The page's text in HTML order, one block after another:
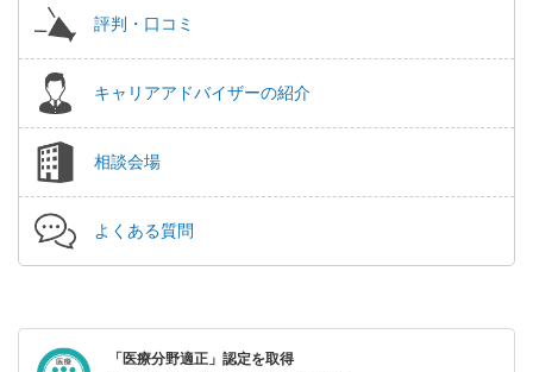
評判・口コミ
キャリアアドバイザーの紹介
相談会場
よくある質問
「医療分野適正」認定を取得